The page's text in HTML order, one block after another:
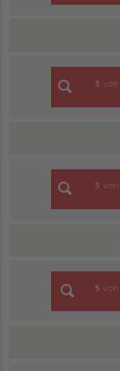
3 von
3 von
5 von